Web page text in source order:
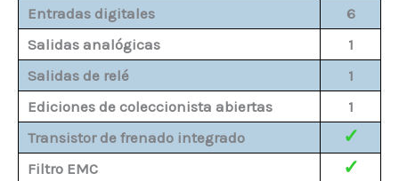
Entradas digitales
6
Salidas analógicas
1
Salidas de relé
1
Ediciones de coleccionista abiertas
1
Transistor de frenado integrado
✓
Filtro EMC ✓